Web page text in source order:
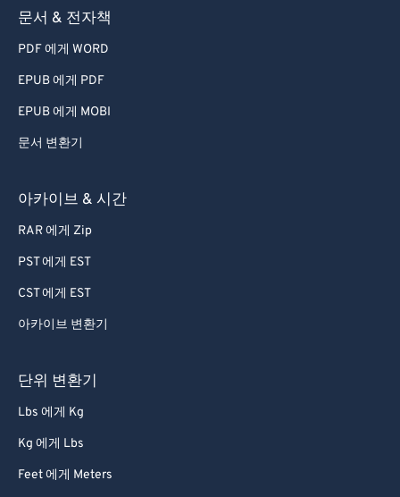
문서 & 전자책
PDF 에게 WORD
EPUB 에게 PDF
EPUB 에게 MOBI
문서 변환기
아카이브 & 시간
RAR 에게 Zip
PST 에게 EST
CST 에게 EST
아카이브 변환기
단위 변환기
Lbs 에게 Kg
Kg 에게 Lbs
Feet 에게 Meters